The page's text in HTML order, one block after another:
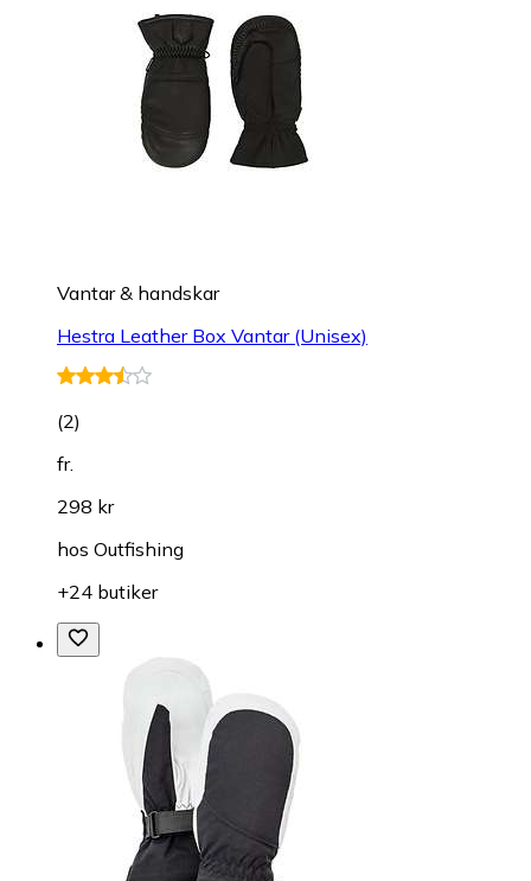
Vantar & handskar
Hestra Leather Box Vantar (Unisex)
(2)
fr.
298 kr
hos Outfishing
+24 butiker